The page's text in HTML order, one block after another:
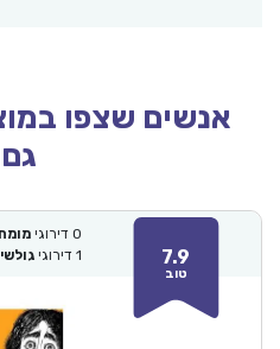
אנשים שצפו
7.9
טוב
0 דירוגי
1 דירוגי